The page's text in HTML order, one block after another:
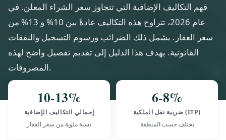
فهم التكاليف الإضافية التي تتجاوز سعر الشراء المعلن. في
عام 2026، تتراوح هذه التكاليف عادةً بين 10% و 13% من
سعر العقار. يشمل ذلك الضرائب ورسوم التسجيل والنفقات
القانونية. يهدف هذا الدليل إلى تقديم تفصيل واضح لهذه
المصروفات.
10-13%
إجمالي التكاليف الإضافية
نسبة مئوية من سعر العقار
6-8%
ضريبة نقل الملكية (ITP)
تختلف حسب المنطقة